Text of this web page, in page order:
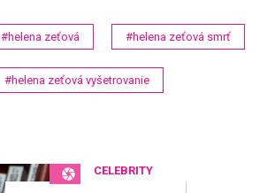
#helena zeťová #helena zeťová smrť
#helena zeťová vyšetrovanie
CELEBRITY